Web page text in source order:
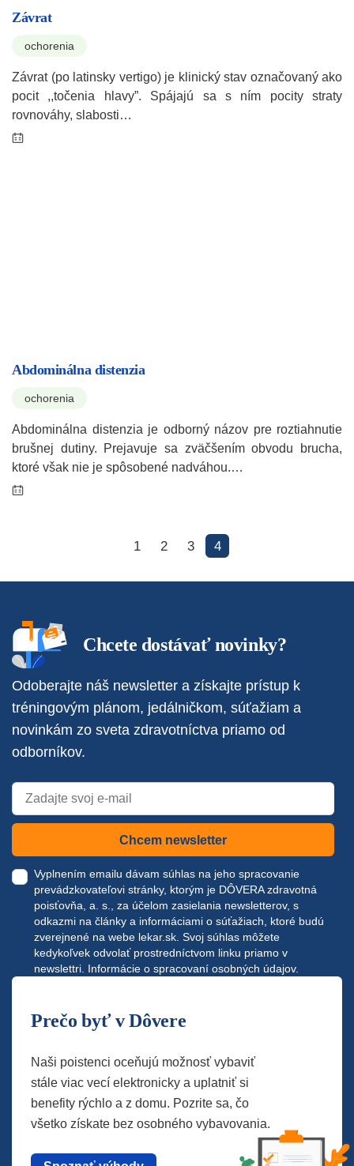
Závrat
ochorenia
Závrat (po latinsky vertigo) je klinický stav označovaný ako
pocit ,,točenia hlavy”. Spájajú sa s ním pocity straty
rovnováhy, slabosti…
Abdominálna distenzia
ochorenia
Abdominálna distenzia je odborný názov pre roztiahnutie
brušnej dutiny. Prejavuje sa zväčšením obvodu brucha,
ktoré však nie je spôsobené nadváhou.…
1 2 3 4
Chcete dostávať novinky?
Odoberajte náš newsletter a získajte prístup k
tréningovým plánom, jedálničkom, súťažiam a
novinkám zo sveta zdravotníctva priamo od
odborníkov.
Chcem newsletter
Vyplnením emailu dávam súhlas na jeho spracovanie
prevádzkovateľovi stránky, ktorým je DÔVERA zdravotná
poisťovňa, a. s., za účelom zasielania newsletterov, s
odkazmi na články a informáciami o súťažiach, ktoré budú
zverejnené na webe lekar.sk . Svoj súhlas môžete
kedykoľvek odvolať prostredníctvom linku priamo v
newslettri. Informácie o spracovaní osobných údajov.
Prečo byť v Dôvere
Naši poistenci oceňujú možnosť vybaviť
stále viac vecí elektronicky a uplatniť si
benefity rýchlo a z domu. Pozrite sa, čo
všetko získate bez osobného vybavovania.